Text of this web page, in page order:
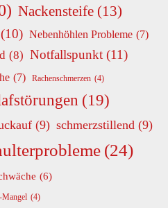
Nackensteife (13)
(10) Nebenhöhlen Probleme (7)
(8) Notfallspunkt (11)
(7) Rachenschmerzen (4)
(19)
(9) schmerzstillend (9)
(24)
(6)
Mangel (4)